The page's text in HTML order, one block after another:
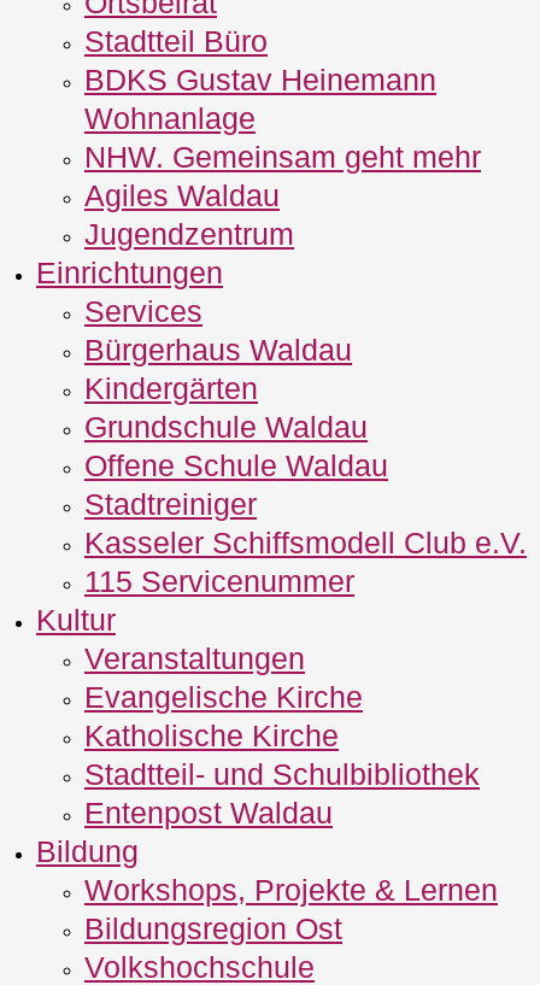
Stadtteil Büro
BDKS Gustav Heinemann
Wohnanlage
NHW. Gemeinsam geht mehr
Agiles Waldau
Jugendzentrum
Einrichtungen
Services
Bürgerhaus Waldau
Kindergärten
Grundschule Waldau
Offene Schule Waldau
Stadtreiniger
Kasseler Schiffsmodell Club e.V.
115 Servicenummer
Kultur
Veranstaltungen
Evangelische Kirche
Katholische Kirche
Stadtteil- und Schulbibliothek
Entenpost Waldau
Bildung
Workshops, Projekte & Lernen
Bildungsregion Ost
Volkshochschule